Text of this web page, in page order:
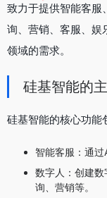
致力于提供智能客服
询、营销、客服、娱
领域的需求。
硅基智能的
硅基智能的核心功能
智能客服：通过
数字人：创建
询、营销等。